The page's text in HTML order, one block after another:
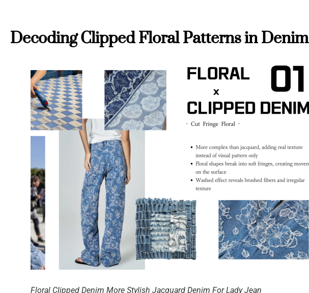
Decoding Clipped Floral Patterns in Denim
Floral Clipped Denim More Stylish Jacquard Denim For Lady Jean